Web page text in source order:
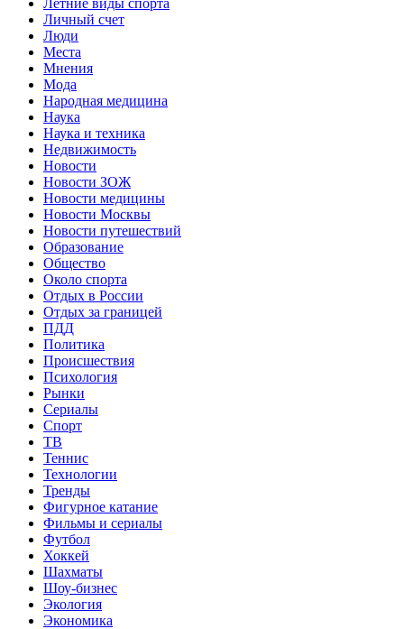
Личный счет
Люди
Места
Мнения
Мода
Народная медицина
Наука
Наука и техника
Недвижимость
Новости
Новости ЗОЖ
Новости медицины
Новости Москвы
Новости путешествий
Образование
Общество
Около спорта
Отдых в России
Отдых за границей
ПДД
Политика
Происшествия
Психология
Рынки
Сериалы
Спорт
ТВ
Теннис
Технологии
Тренды
Фигурное катание
Фильмы и сериалы
Футбол
Хоккей
Шахматы
Шоу-бизнес
Экология
Экономика